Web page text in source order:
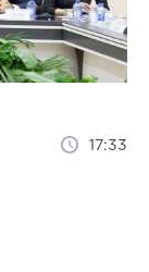
17:33